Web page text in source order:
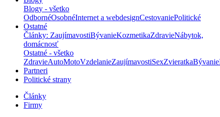
Blogy - všetko
OdbornéOsobnéInternet a webdesignCestovaniePolitické
Ostatné
Články: ZaujímavostiBývanieKozmetikaZdravieNábytok,
domácnosť
Ostatné - všetko
ZdravieAutoMotoVzdelanieZaujímavostiSexZvieratkaBývanie
Partneri
Politické strany
Články
Firmy